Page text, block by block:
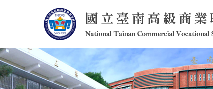
內
容
區
塊